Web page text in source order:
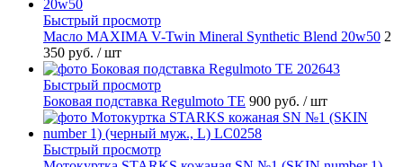
Быстрый просмотр
Масло MAXIMA V-Twin Mineral Synthetic Blend 20w50 2
350 руб. / шт
Быстрый просмотр
Боковая подставка Regulmoto TE 900 руб. / шт
Быстрый просмотр